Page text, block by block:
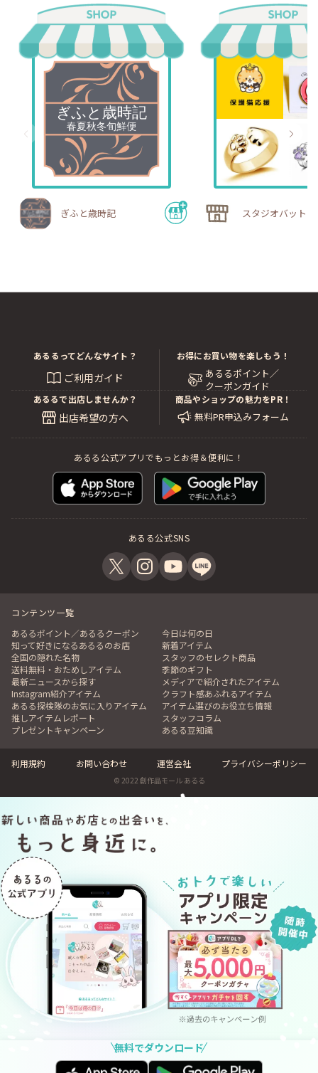
ぎふと歳時記 スタジオバット
あるるってどんなサイト？
ご利用ガイド
お得にお買い物を楽しもう！
あるるポイント／
クーポンガイド
あるるで出店しませんか？
出店希望の方へ
商品やショップの魅力をPR！
無料PR申込みフォーム
あるる公式アプリでもっとお得＆便利に！
あるる公式SNS
コンテンツ一覧
あるるポイント／あるるクーポン
今日は何の日
知って好きになるあるるのお店
新着アイテム
全国の隠れた名物
スタッフのセレクト商品
送料無料・おためしアイテム
季節のギフト
最新ニュースから探す
メディアで紹介されたアイテム
Instagram紹介アイテム
クラフト感あふれるアイテム
あるる探検隊のお気に入りアイテム
アイテム選びのお役立ち情報
推しアイテムレポート
スタッフコラム
プレゼントキャンペーン
あるる豆知識
利用規約 お問い合わせ 運営会社 プライバシーポリシー
© 2022 創作品モール あるる
無料でダウンロード